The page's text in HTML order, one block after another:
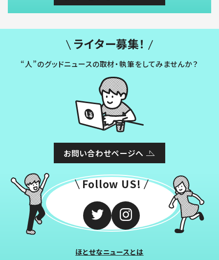
ライター募集！
“人”のグッドニュースの取材・執筆をしてみませんか？
お問い合わせページへ
Follow US!
ほとせなニュースとは